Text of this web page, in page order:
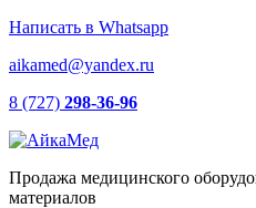
Написать в Whatsapp
aikamed@yandex.ru
8 (727) 298-36-96
Продажа медицинского
материалов